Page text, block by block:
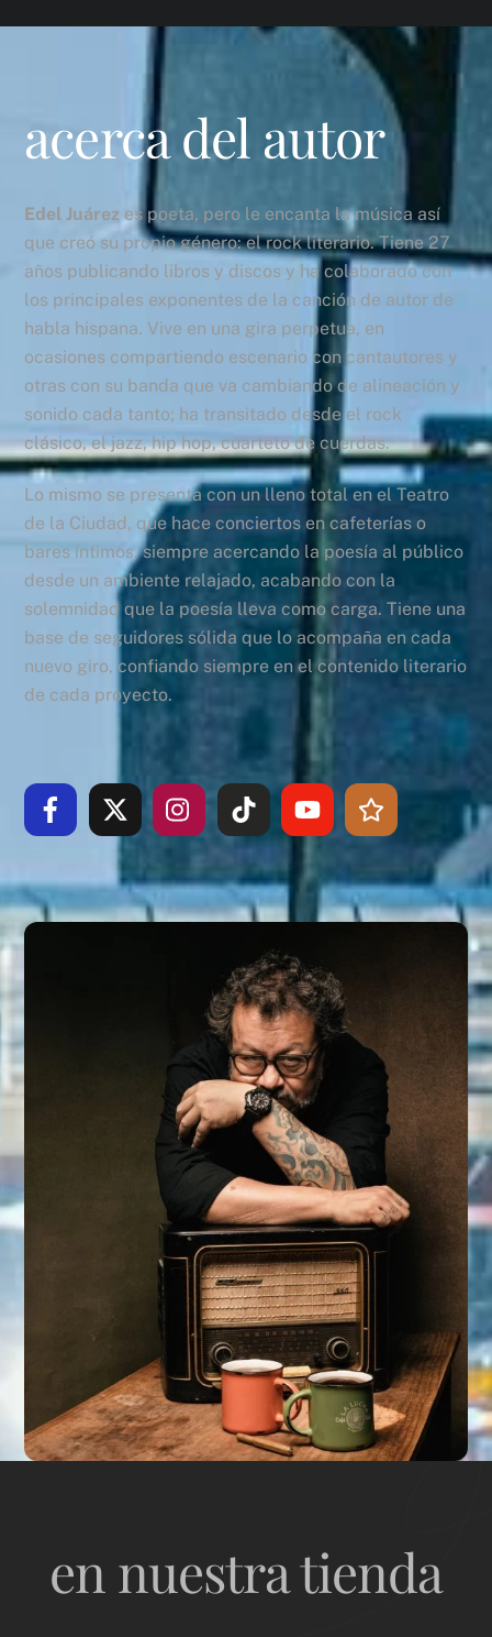
acerca del autor
Edel Juárez es poeta, pero le encanta la música así
que creó su propio género: el rock literario. Tiene 27
años publicando libros y discos y ha colaborado con
los principales exponentes de la canción de autor de
habla hispana. Vive en una gira perpetua, en
ocasiones compartiendo escenario con cantautores y
otras con su banda que va cambiando de alineación y
sonido cada tanto; ha transitado desde el rock
clásico, el jazz, hip hop, cuarteto de cuerdas.
Lo mismo se presenta con un lleno total en el Teatro
de la Ciudad, que hace conciertos en cafeterías o
bares íntimos, siempre acercando la poesía al público
desde un ambiente relajado, acabando con la
solemnidad que la poesía lleva como carga. Tiene una
base de seguidores sólida que lo acompaña en cada
nuevo giro, confiando siempre en el contenido literario
de cada proyecto.
en nuestra tienda